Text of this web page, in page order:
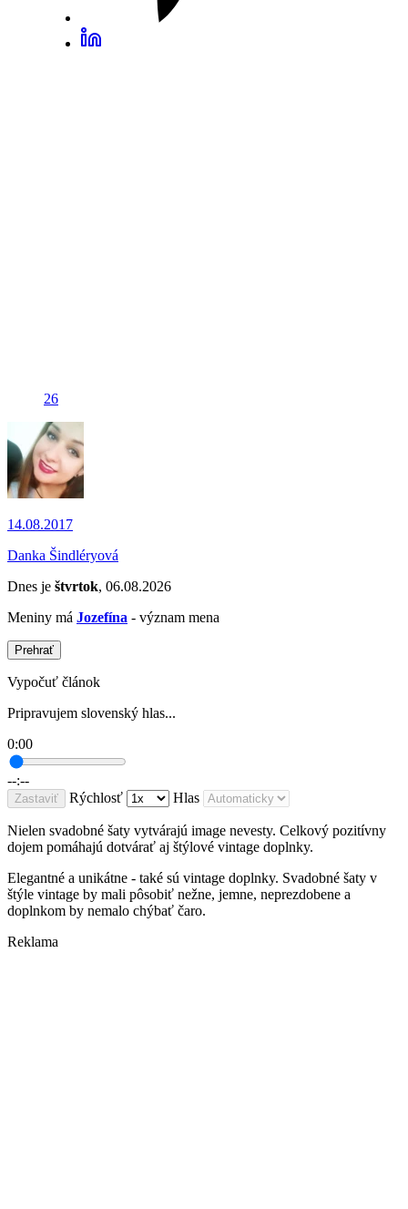
26
14.08.2017
Danka Šindléryová
Dnes je štvrtok, 06.08.2026
Meniny má Jozefína - význam mena
Prehrať
Vypočuť článok
Pripravujem slovenský hlas...
0:00
--:--
Zastaviť Rýchlosť Hlas
Nielen svadobné šaty vytvárajú image nevesty. Celkový pozitívny
dojem pomáhajú dotvárať aj štýlové vintage doplnky.
Elegantné a unikátne - také sú vintage doplnky. Svadobné šaty v
štýle vintage by mali pôsobiť nežne, jemne, neprezdobene a
doplnkom by nemalo chýbať čaro.
Reklama